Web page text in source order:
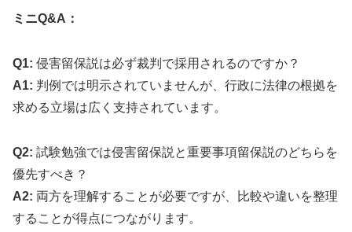
ミニQ&A：
Q1: 侵害留保説は必ず裁判で採用されるのですか？
A1: 判例では明示されていませんが、行政に法律の根拠を
求める立場は広く支持されています。
Q2: 試験勉強では侵害留保説と重要事項留保説のどちらを
優先すべき？
A2: 両方を理解することが必要ですが、比較や違いを整理
することが得点につながります。